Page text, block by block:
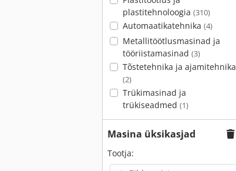
plastitehnoloogia (310)
Automaatikatehnika (4)
Metallitöötlusmasinad ja
tööriistamasinad (3)
Tõstetehnika ja ajamitehnika
(2)
Trükimasinad ja
trükiseadmed (1)
Masina üksikasjad
Tootja: